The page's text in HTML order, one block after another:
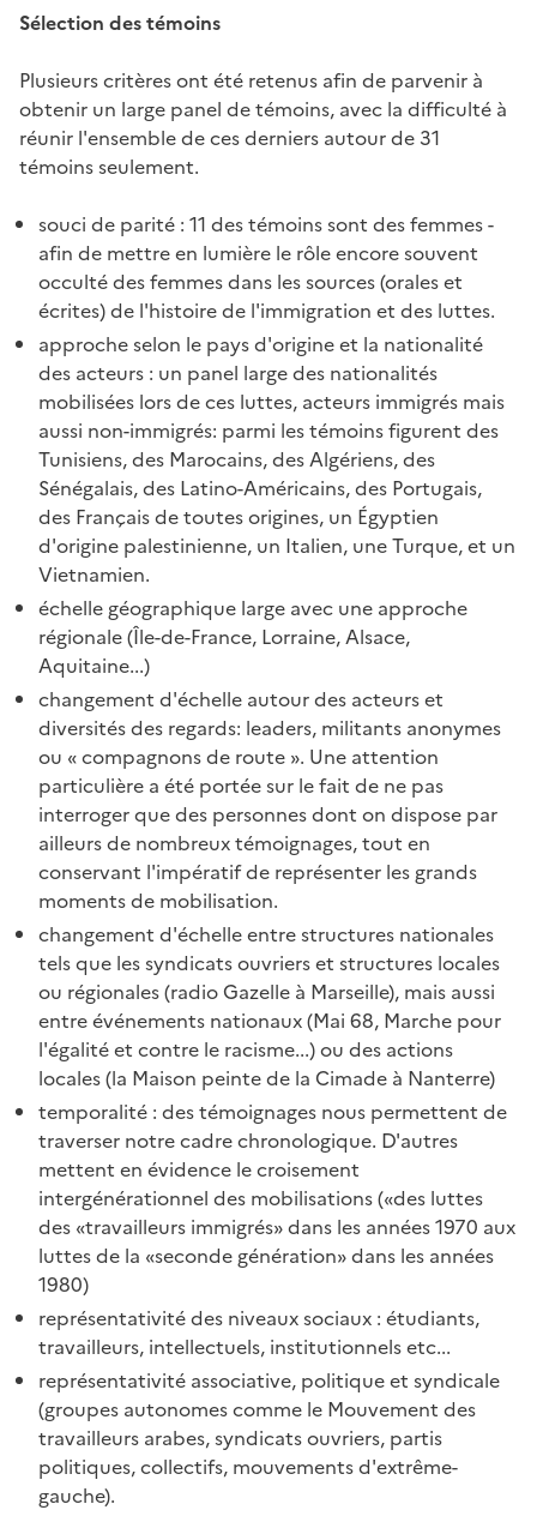
Sélection des témoins
Plusieurs critères ont été retenus afin de parvenir à
obtenir un large panel de témoins, avec la difficulté à
réunir l'ensemble de ces derniers autour de 31
témoins seulement.
souci de parité : 11 des témoins sont des femmes -
afin de mettre en lumière le rôle encore souvent
occulté des femmes dans les sources (orales et
écrites) de l'histoire de l'immigration et des luttes.
approche selon le pays d'origine et la nationalité
des acteurs : un panel large des nationalités
mobilisées lors de ces luttes, acteurs immigrés mais
aussi non-immigrés: parmi les témoins figurent des
Tunisiens, des Marocains, des Algériens, des
Sénégalais, des Latino-Américains, des Portugais,
des Français de toutes origines, un Égyptien
d'origine palestinienne, un Italien, une Turque, et un
Vietnamien.
échelle géographique large avec une approche
régionale (Île-de-France, Lorraine, Alsace,
Aquitaine...)
changement d'échelle autour des acteurs et
diversités des regards: leaders, militants anonymes
ou « compagnons de route ». Une attention
particulière a été portée sur le fait de ne pas
interroger que des personnes dont on dispose par
ailleurs de nombreux témoignages, tout en
conservant l'impératif de représenter les grands
moments de mobilisation.
changement d'échelle entre structures nationales
tels que les syndicats ouvriers et structures locales
ou régionales (radio Gazelle à Marseille), mais aussi
entre événements nationaux (Mai 68, Marche pour
l'égalité et contre le racisme...) ou des actions
locales (la Maison peinte de la Cimade à Nanterre)
temporalité : des témoignages nous permettent de
traverser notre cadre chronologique. D'autres
mettent en évidence le croisement
intergénérationnel des mobilisations («des luttes
des «travailleurs immigrés» dans les années 1970 aux
luttes de la «seconde génération» dans les années
1980)
représentativité des niveaux sociaux : étudiants,
travailleurs, intellectuels, institutionnels etc...
représentativité associative, politique et syndicale
(groupes autonomes comme le Mouvement des
travailleurs arabes, syndicats ouvriers, partis
politiques, collectifs, mouvements d'extrême-
gauche).